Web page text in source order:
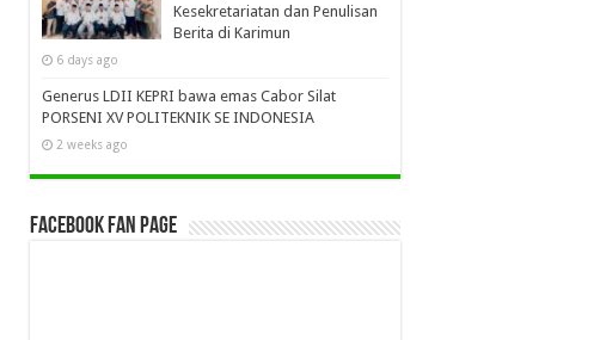
Kesekretariatan dan Penulisan
Berita di Karimun
6 days ago
Generus LDII KEPRI bawa emas Cabor Silat
PORSENI XV POLITEKNIK SE INDONESIA
2 weeks ago
Facebook Fan Page